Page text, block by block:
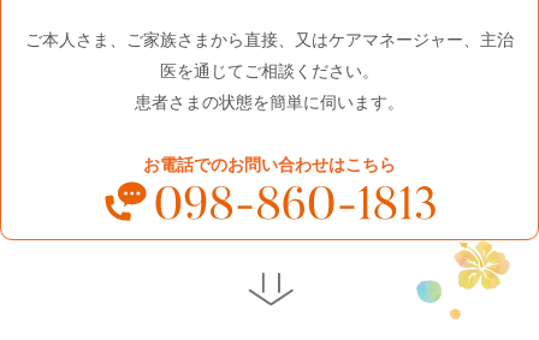
ご本人さま、ご家族さまから直接、又はケアマネージャー、主治
医を通じてご相談ください。
患者さまの状態を簡単に伺います。
お電話でのお問い合わせはこちら